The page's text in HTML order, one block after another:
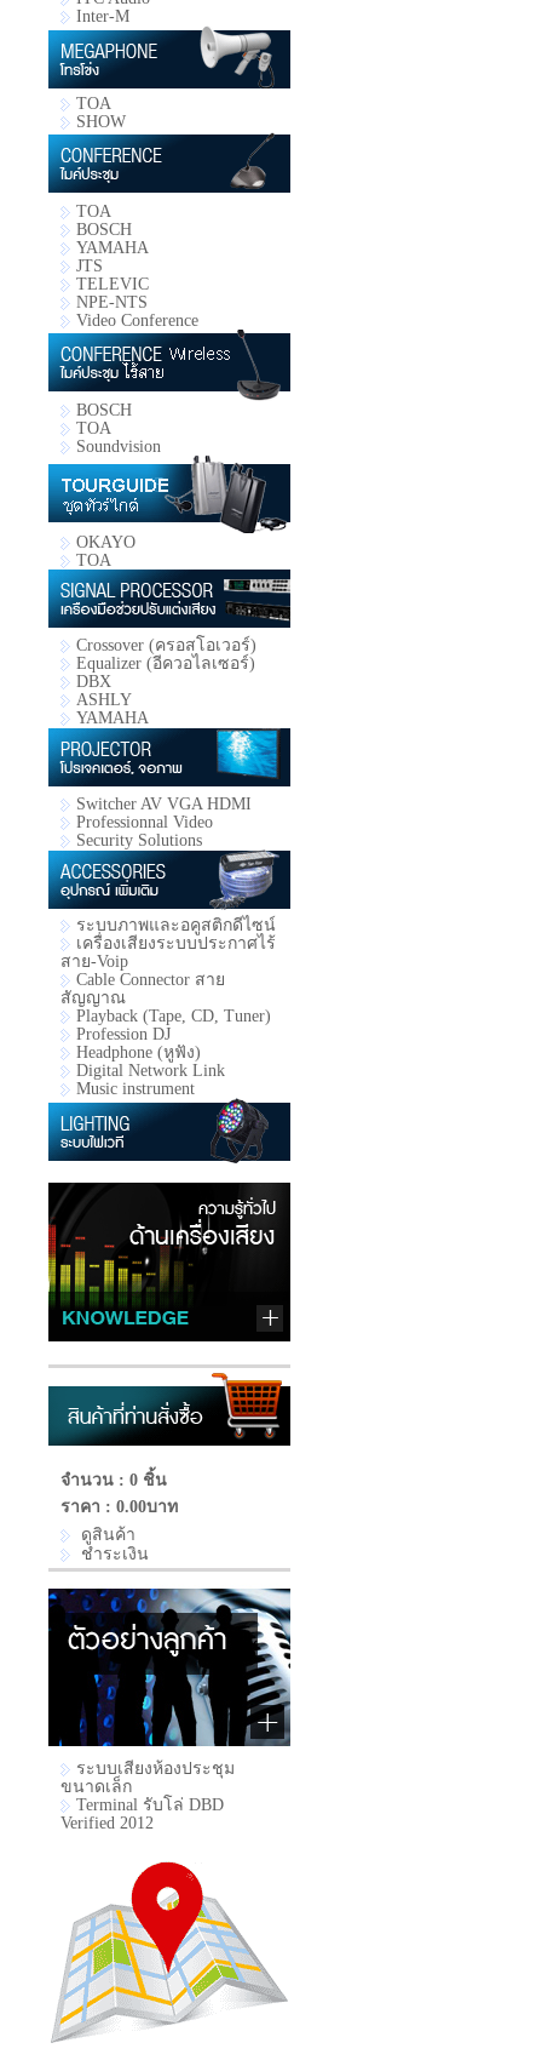
Inter-M
TOA
SHOW
TOA
BOSCH
YAMAHA
JTS
TELEVIC
NPE-NTS
Video Conference
BOSCH
TOA
Soundvision
OKAYO
TOA
Crossover (ครอสโอเวอร์)
Equalizer (อีควอไลเซอร์)
DBX
ASHLY
YAMAHA
Switcher AV VGA HDMI
Professionnal Video
Security Solutions
ระบบภาพและอคูสติกดีไซน์
เครื่องเสียงระบบประกาศไร้
สาย-Voip
Cable Connector สาย
สัญญาณ
Playback (Tape, CD, Tuner)
Profession DJ
Headphone (หูฟัง)
Digital Network Link
Music instrument
จำนวน : 0 ชิ้น
ราคา : 0.00บาท
ดูสินค้า
ชำระเงิน
ระบบเสียงห้องประชุม
ขนาดเล็ก
Terminal รับโล่ DBD
Verified 2012